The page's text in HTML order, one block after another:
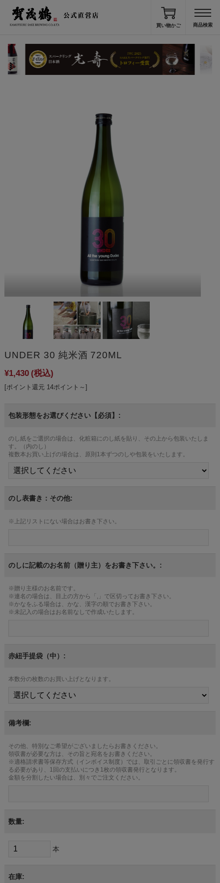
買い物かご
UNDER 30 純米酒 720ML
¥1,430 (税込)
[ポイント還元 14ポイント～]
包装形態をお選びください【必須】:
のし紙をご選択の場合は、化粧箱にのし紙を貼り、その上から包装いたしま
す。（内のし）
複数本お買い上げの場合は、原則1本ずつのしや包装をいたします。
のし表書き：その他:
※上記リストにない場合はお書き下さい。
のしに記載のお名前（贈り主）をお書き下さい。:
※贈り主様のお名前です。
※連名の場合は、目上の方から「,」で区切ってお書き下さい。
※かなをふる場合は、かな、漢字の順でお書き下さい。
※未記入の場合はお名前なしで作成いたします。
赤紐手提袋（中）:
本数分の枚数のお買い上げとなります。
備考欄:
その他、特別なご希望がございましたらお書きください。
領収書が必要な方は、その旨と宛名をお書きください。
※適格請求書等保存方式（インボイス制度）では、取引ごとに領収書を発行す
る必要があり、1回の支払いにつき1枚の領収書発行となります。
金額を分割したい場合は、別々でご注文ください。
数量:
本
在庫: